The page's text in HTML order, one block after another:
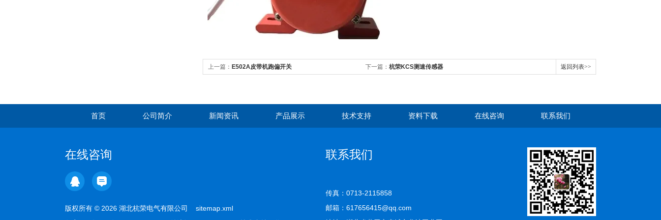
上一篇： E502A皮带机跑偏开关 下一篇： 杭荣KCS测速传感器 返回列表>>
首页 公司简介 新闻资讯 产品展示 技术支持 资料下载 在线咨询 联系我们
在线咨询
版权所有 © 2026 湖北杭荣电气有限公司 sitemap.xml
联系我们
传真：0713-2115858
邮箱：617656415@qq.com